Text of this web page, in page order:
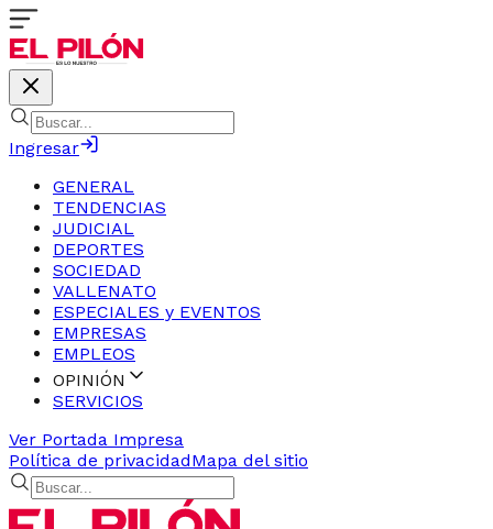
Ingresar
GENERAL
TENDENCIAS
JUDICIAL
DEPORTES
SOCIEDAD
VALLENATO
ESPECIALES y EVENTOS
EMPRESAS
EMPLEOS
OPINIÓN
SERVICIOS
Ver Portada Impresa
Política de privacidadMapa del sitio